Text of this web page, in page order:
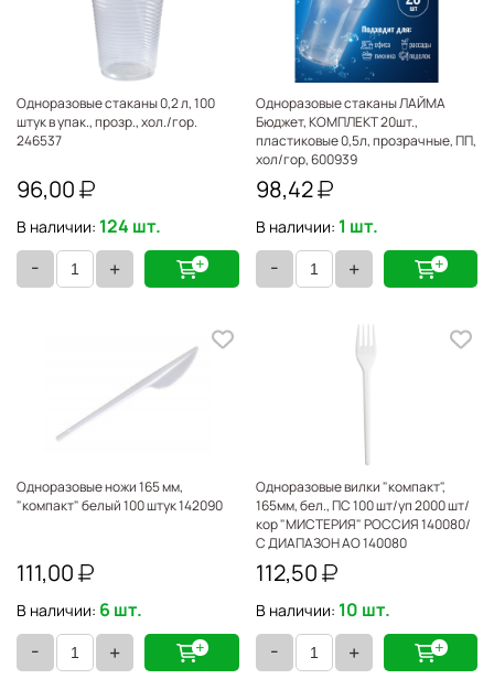
Одноразовые стаканы 0,2 л, 100
штук в упак., прозр., хол./гор.
246537
96,00
В наличии: 124 шт.
- +
Одноразовые стаканы ЛАЙМА
Бюджет, КОМПЛЕКТ 20шт.,
пластиковые 0,5л, прозрачные, ПП,
хол/гор, 600939
98,42
В наличии: 1 шт.
- +
Одноразовые ножи 165 мм,
"компакт" белый 100 штук 142090
111,00
В наличии: 6 шт.
- +
Одноразовые вилки "компакт",
165мм, бел., ПС 100 шт/уп 2000 шт/
кор "МИСТЕРИЯ" РОССИЯ 140080/
С ДИАПАЗОН АО 140080
112,50
В наличии: 10 шт.
- +